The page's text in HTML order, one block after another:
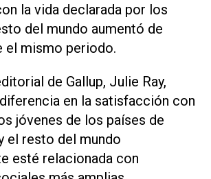
la vida declarada por los
del mundo aumentó de
el mismo periodo.
de Gallup, ‌Julie Ray,
en la satisfacción con
jóvenes de los países de
el resto del mundo
esté ‌relacionada con